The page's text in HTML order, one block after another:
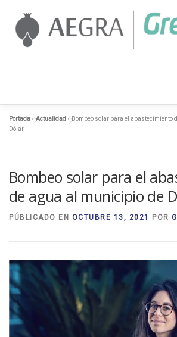
contenido
ACTUALIDAD
Portada»Actualidad »Bombeo solar para el abastecimiento
Dólar
Bombeo solar para el
de agua al municipio de
PÚBLICADO EN OCTUBRE 13, 2021 POR